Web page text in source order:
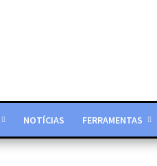
NOTÍCIAS FERRAMENTAS